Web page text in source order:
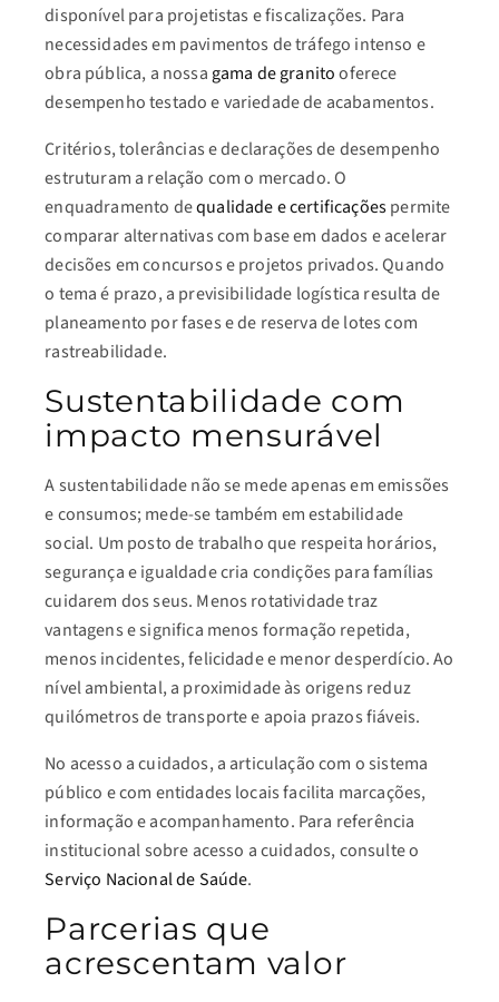
disponível para projetistas e fiscalizações. Para
necessidades em pavimentos de tráfego intenso e
obra pública, a nossa gama de granitooferece
desempenho testado e variedade de acabamentos.
Critérios, tolerâncias e declarações de desempenho
estruturam a relação com o mercado. O
enquadramento dequalidade e certificaçõespermite
comparar alternativas com base em dados e acelerar
decisões em concursos e projetos privados. Quando
o tema é prazo, a previsibilidade logística resulta de
planeamento por fases e de reserva de lotes com
rastreabilidade.
Sustentabilidade com
impacto mensurável
A sustentabilidade não se mede apenas em emissões
e consumos; mede-se também em estabilidade
social. Um posto de trabalho que respeita horários,
segurança e igualdade cria condições para famílias
cuidarem dos seus. Menos rotatividade traz
vantagens e significa menos formação repetida,
menos incidentes, felicidade e menor desperdício. Ao
nível ambiental, a proximidade às origens reduz
quilómetros de transporte e apoia prazos fiáveis.
No acesso a cuidados, a articulação com o sistema
público e com entidades locais facilita marcações,
informação e acompanhamento. Para referência
institucional sobre acesso a cuidados, consulte o
Serviço Nacional de Saúde.
Parcerias que
acrescentam valor